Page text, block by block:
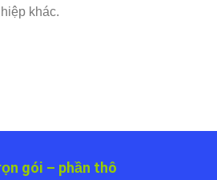
khác.
gói – phần thô